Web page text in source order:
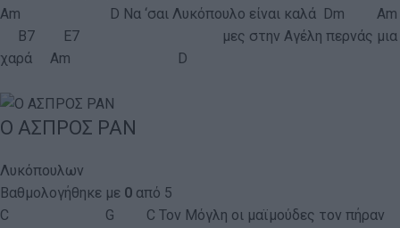
Am D Να ‘σαι Λυκόπουλο είναι καλά Dm Am
B7 E7 μες στην Αγέλη περνάς μια
χαρά Am D
Ο ΑΣΠΡΟΣ ΡΑΝ
Λυκόπουλων
Βαθμολογήθηκε με 0 από 5
C G C Τον Μόγλη οι μαϊμούδες τον πήραν